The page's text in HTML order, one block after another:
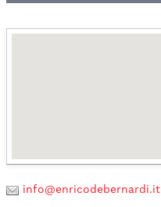
info@enricodebernardi.it